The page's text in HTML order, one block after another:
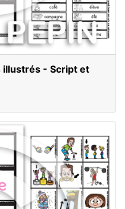
illustrés - Script et